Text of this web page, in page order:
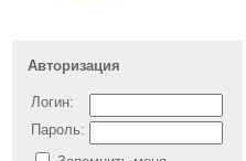
Авторизация
Логин:
Пароль: